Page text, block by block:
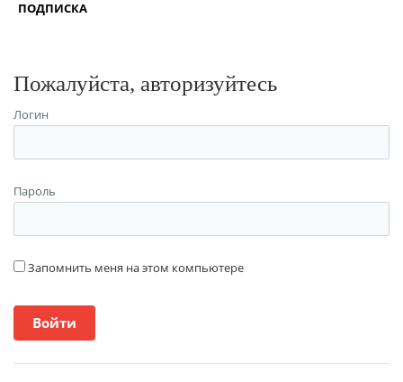
ПОДПИСКА
Пожалуйста, авторизуйтесь
Логин
Пароль
Запомнить меня на этом компьютере